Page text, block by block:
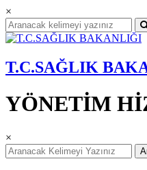
×
T.C.SAĞLIK
YÖNETİM
×